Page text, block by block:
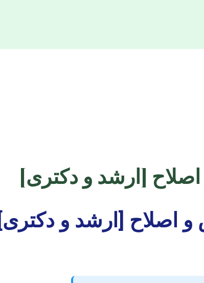
اصلاح [ارشد و دکتری]
و اصلاح [ارشد و دکتری]